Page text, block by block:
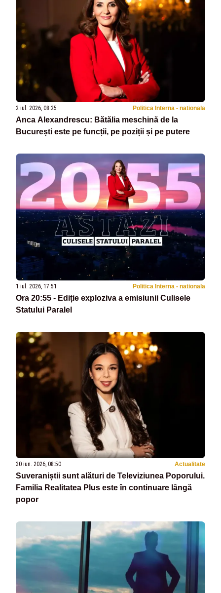
2 iul. 2026, 08:25 Politica Interna - nationala
Anca Alexandrescu: Bătălia meschină de la
București este pe funcții, pe poziții și pe putere
1 iul. 2026, 17:51 Politica Interna - nationala
Ora 20:55 - Ediție exploziva a emisiunii Culisele
Statului Paralel
30 iun. 2026, 08:50 Actualitate
Suveraniștii sunt alături de Televiziunea Poporului.
Familia Realitatea Plus este în continuare lângă
popor